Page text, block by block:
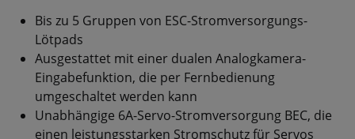
Bis zu 5 Gruppen von ESC-Stromversorgungs-
Lötpads
Ausgestattet mit einer dualen Analogkamera-
Eingabefunktion, die per Fernbedienung
umgeschaltet werden kann
Unabhängige 6A-Servo-Stromversorgung BEC, die
einen leistungsstarken Stromschutz für Servos